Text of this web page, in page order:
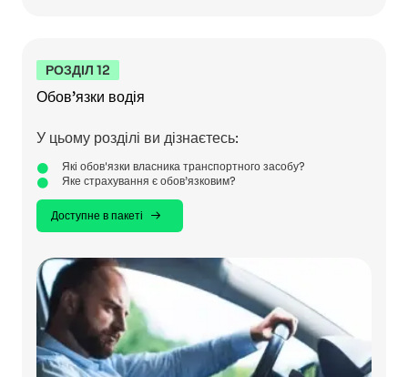
РОЗДІЛ 12
Обов’язки водія
У цьому розділі ви дізнаєтесь:
Які обов'язки власника транспортного засобу?
Яке страхування є обов’язковим?
Доступне в пакеті